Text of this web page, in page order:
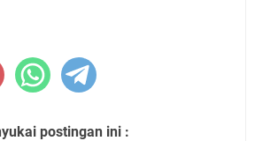
postingan ini :